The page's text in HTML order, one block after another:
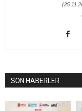
SON HABERLER